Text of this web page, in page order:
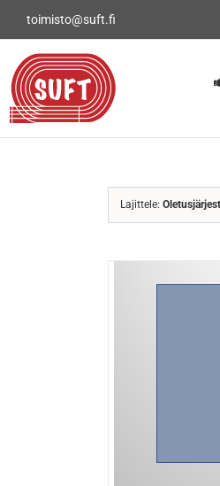
toimisto@suft.fi
Lajittele: